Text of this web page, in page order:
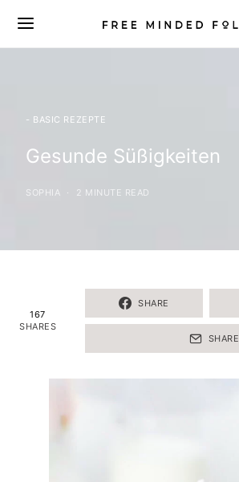
- BASIC REZEPTE
Gesunde Süßigkeiten
SOPHIA 2 MINUTE READ
167
SHARES
SHARE
SHARE